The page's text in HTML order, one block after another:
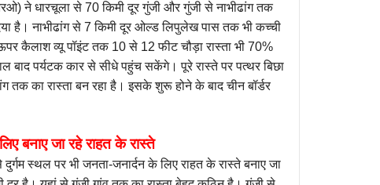
ने धारचूला से 70 किमी दूर गुंजी और गुंजी से नाभीढांग तक
है। नाभीढांग से 7 किमी दूर ओल्ड लिपुलेख पास तक भी कच्ची
व्यू पॉइंट तक 10 से 12 फीट चौड़ा रास्ता भी 70%
पर्यटक कार से सीधे पहुंच सकेंगे। पूरे रास्ते पर पत्थर बिछा
तक का रास्ता बन रहा है। इसके शुरू होने के बाद चीन बॉर्डर
बनाए जा रहे राहत के रास्ते
स्थल पर भी जनता-जनार्दन के लिए राहत के रास्ते बनाए जा